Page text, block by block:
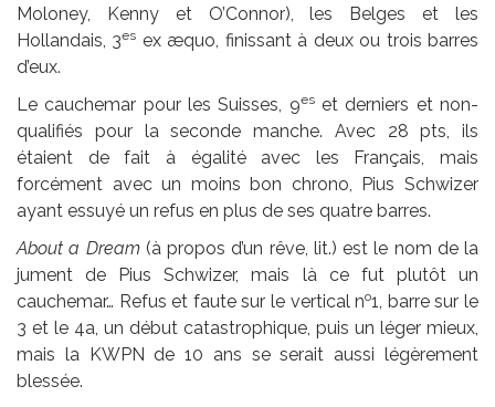
Moloney, Kenny et O’Connor), les Belges et les
Hollandais, 3es ex æquo, finissant à deux ou trois barres
d’eux.
Le cauchemar pour les Suisses, 9eset derniers et non-
qualifiés pour la seconde manche. Avec 28 pts, ils
étaient de fait à égalité avec les Français, mais
forcément avec un moins bon chrono, Pius Schwizer
ayant essuyé un refus en plus de ses quatre barres.
About a Dream (à propos d’un rêve, lit.) est le nom de la
jument de Pius Schwizer, mais là ce fut plutôt un
cauchemar… Refus et faute sur le vertical no1, barre sur le
3 et le 4a, un début catastrophique, puis un léger mieux,
mais la KWPN de 10 ans se serait aussi légèrement
blessée.